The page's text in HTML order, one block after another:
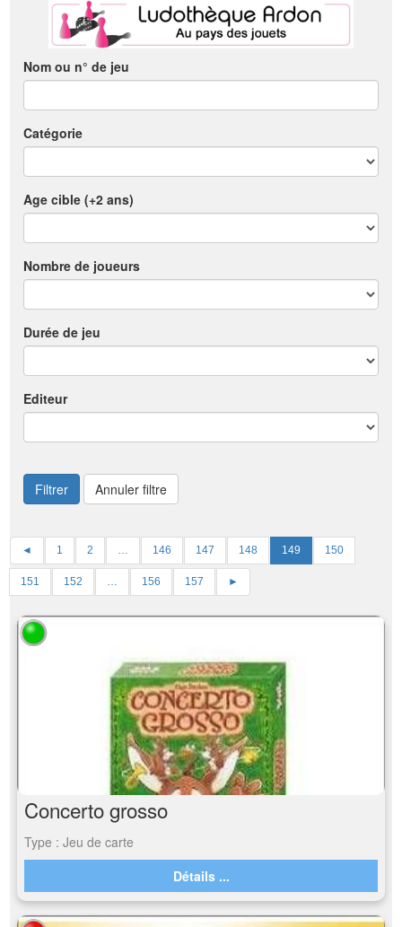
Nom ou n° de jeu
Catégorie
Age cible (+2 ans)
Nombre de joueurs
Durée de jeu
Editeur
Filtrer Annuler filtre
◄ 1 2 … 146 147 148 149 150
151 152 … 156 157 ►
Concerto grosso
Type : Jeu de carte
Détails ...